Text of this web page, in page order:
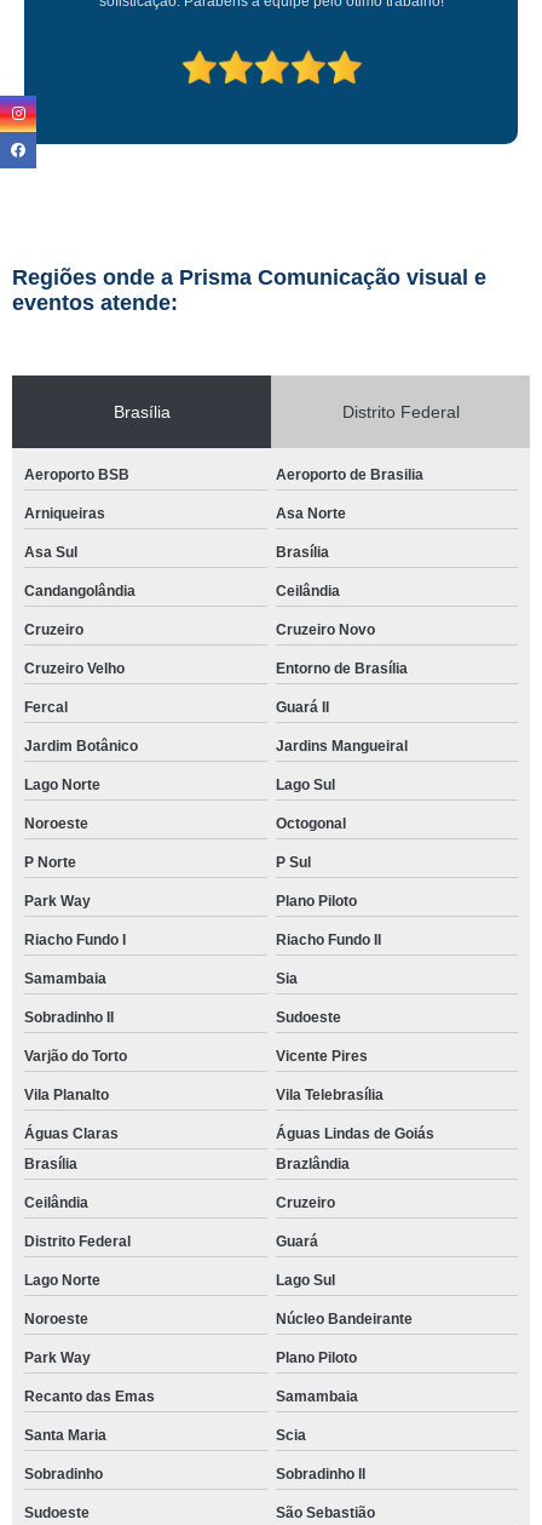
Regiões onde a Prisma Comunicação visual e
eventos atende:
Brasília Distrito Federal
Aeroporto BSB Aeroporto de Brasilia
Arniqueiras Asa Norte
Asa Sul Brasília
Candangolândia Ceilândia
Cruzeiro Cruzeiro Novo
Cruzeiro Velho Entorno de Brasília
Fercal Guará II
Jardim Botânico Jardins Mangueiral
Lago Norte Lago Sul
Noroeste Octogonal
P Norte P Sul
Park Way Plano Piloto
Riacho Fundo I Riacho Fundo II
Samambaia Sia
Sobradinho II Sudoeste
Varjão do Torto Vicente Pires
Vila Planalto Vila Telebrasília
Águas Claras
Águas Lindas de Goiás
Brasília
Brazlândia
Ceilândia Cruzeiro
Distrito Federal Guará
Lago Norte Lago Sul
Noroeste Núcleo Bandeirante
Park Way Plano Piloto
Recanto das Emas Samambaia
Santa Maria Scia
Sobradinho Sobradinho ll
Sudoeste São Sebastião